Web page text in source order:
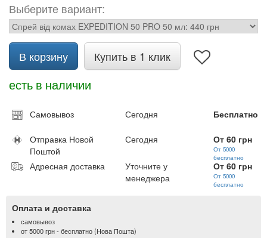
Выберите вариант:
В корзину Купить в 1 клик
есть в наличии
Самовывоз Сегодня Бесплатно
Отправка Новой
Поштой
Сегодня От 60 грн
От 5000
бесплатно
Адресная доставка
Уточните у
менеджера
От 60 грн
От 5000
бесплатно
Оплата и доставка
самовывоз
от5000 грн- бесплатно (Нова Пошта)